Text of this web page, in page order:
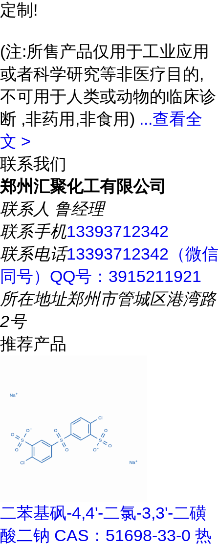
定制!
(注:所售产品仅用于工业应用
或者科学研究等非医疗目的,
不可用于人类或动物的临床诊
断 ,非药用,非食用) ...查看全
文 >
联系我们
郑州汇聚化工有限公司
联系人 鲁经理
联系手机13393712342
联系电话13393712342（微信
同号）QQ号：3915211921
所在地址郑州市管城区港湾路
2号
推荐产品
二苯基砜-4,4'-二氯-3,3'-二磺
酸二钠 CAS：51698-33-0 热